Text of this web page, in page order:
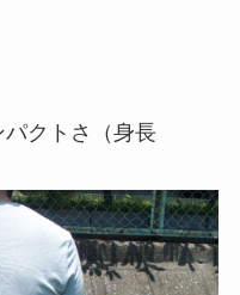
クトさ（身長